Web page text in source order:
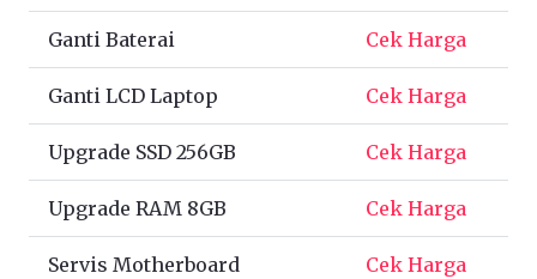
Ganti Baterai Cek Harga
Ganti LCD Laptop Cek Harga
Upgrade SSD 256GB Cek Harga
Upgrade RAM 8GB Cek Harga
Servis Motherboard Cek Harga